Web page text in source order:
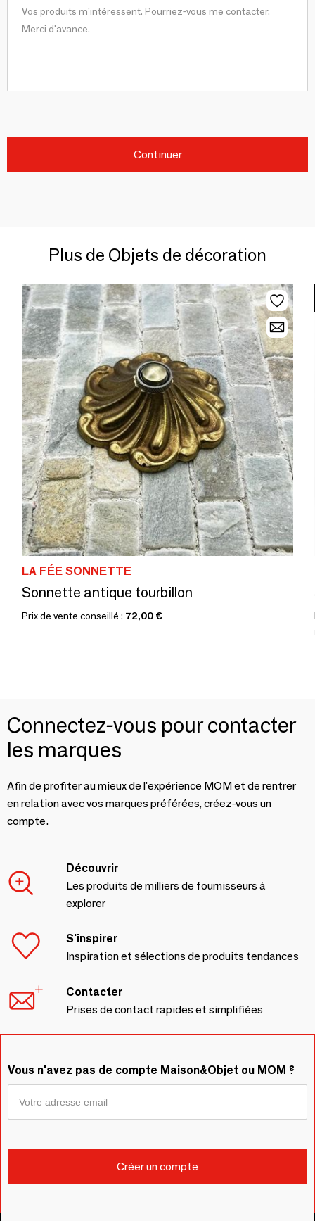
Continuer
Plus de Objets de décoration
LA FÉE SONNETTE
Sonnette antique tourbillon
Prix de vente conseillé : 72,00 €
Connectez-vous pour contacter
les marques
Afin de profiter au mieux de l'expérience MOM et de rentrer
en relation avec vos marques préférées, créez-vous un
compte.
Découvrir
Les produits de milliers de fournisseurs à
explorer
S'inspirer
Inspiration et sélections de produits tendances
Contacter
Prises de contact rapides et simplifiées
Vous n'avez pas de compte Maison&Objet ou MOM ?